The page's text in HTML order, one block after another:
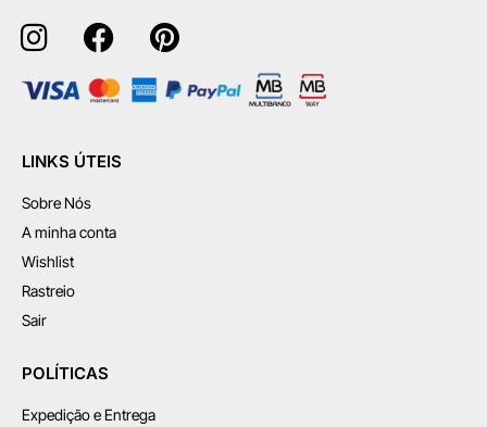
LINKS ÚTEIS
Sobre Nós
A minha conta
Wishlist
Rastreio
Sair
POLÍTICAS
Expedição e Entrega